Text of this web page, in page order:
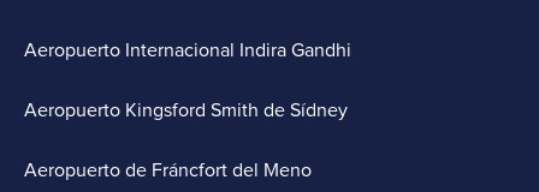
Aeropuerto Internacional Indira Gandhi
Aeropuerto Kingsford Smith de Sídney
Aeropuerto de Fráncfort del Meno